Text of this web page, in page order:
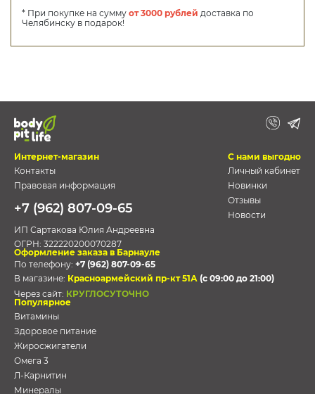
* При покупке на сумму от 3000 рублей доставка по
Челябинску в подарок!
Интернет-магазин
Контакты
Правовая информация
+7 (962) 807-09-65
ИП Сартакова Юлия Андреевна
ОГРН: 322220200070287
С нами выгодно
Личный кабинет
Новинки
Отзывы
Новости
Оформление заказа в Барнауле
По телефону: +7 (962) 807-09-65
В магазине: Красноармейский пр-кт 51А (с 09:00 до 21:00)
Через сайт: КРУГЛОСУТОЧНО
Популярное
Витамины
Здоровое питание
Жиросжигатели
Омега 3
Л-Карнитин
Минералы